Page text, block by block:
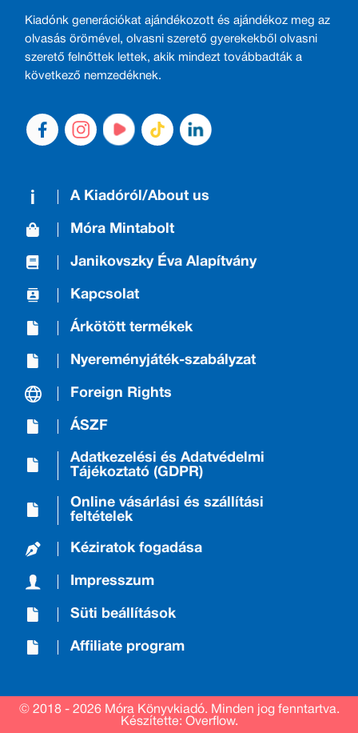
Kiadónk generációkat ajándékozott és ajándékoz meg az
olvasás örömével, olvasni szerető gyerekekből olvasni
szerető felnőttek lettek, akik mindezt továbbadták a
következő nemzedéknek.
A Kiadóról/About us
Móra Mintabolt
Janikovszky Éva Alapítvány
Kapcsolat
Árkötött termékek
Nyereményjáték-szabályzat
Foreign Rights
ÁSZF
Adatkezelési és Adatvédelmi
Tájékoztató (GDPR)
Online vásárlási és szállítási
feltételek
Kéziratok fogadása
Impresszum
Süti beállítások
Affiliate program
© 2018 - 2026 Móra Könyvkiadó. Minden jog fenntartva.
Készítette: Overflow.